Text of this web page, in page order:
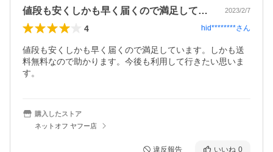
値段も安くしかも早く届くので満足してい… 2023/2/7
4 hid********さん
値段も安くしかも早く届くので満足しています。しかも送
料無料なので助かります。今後も利用して行きたい思いま
す。
購入したストア
ネットオフ ヤフー店
違反報告 いいね 0